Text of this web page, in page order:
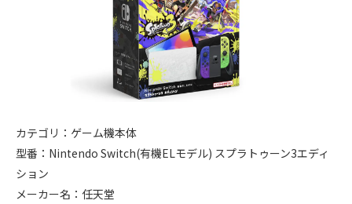
カテゴリ： ゲーム機本体
型番： Nintendo Switch(有機ELモデル) スプラトゥーン3エディ
ション
メーカー名： 任天堂